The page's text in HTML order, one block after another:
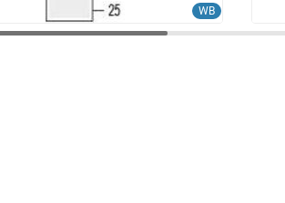
WB